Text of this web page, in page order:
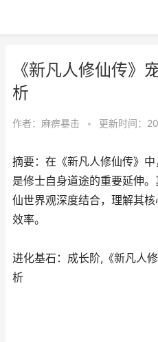
《新凡人修仙传》
析
作者： 麻痹暴击 • 更新时间：
摘要：在《新凡人修仙传》
是修士自身道途的重要延伸
仙世界观深度结合，理解其
效率。
进化基石：成长阶,《新凡人
析